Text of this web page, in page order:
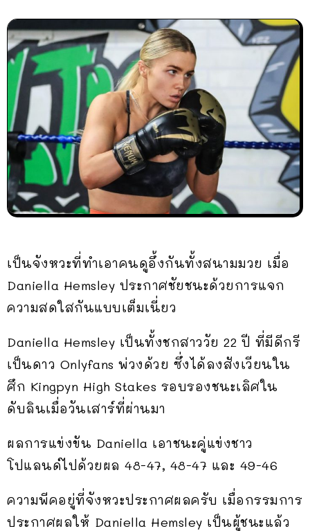
เป็นจังหวะที่ทำเอาคนดูอึ้งกันทั้งสนามมวย เมื่อ
Daniella Hemsley ประกาศชัยชนะด้วยการแจก
ความสดใสกันแบบเต็มเนี่ยว
Daniella Hemsley เป็นทั้งชกสาววัย 22 ปี ที่มีดีกรี
เป็นดาว Onlyfans พ่วงด้วย ซึ่งได้ลงสังเวียนใน
ศึก Kingpyn High Stakes รอบรองชนะเลิศใน
ดับลินเมื่อวันเสาร์ที่ผ่านมา
ผลการแข่งขัน Daniella เอาชนะคู่แข่งชาว
โปแลนด์ไปด้วยผล 48-47, 48-47 และ 49-46
ความพีคอยู่ที่จังหวะประกาศผลครับ เมื่อกรรมการ
ประกาศผลให้ Daniella Hemsley เป็นผู้ชนะแล้ว